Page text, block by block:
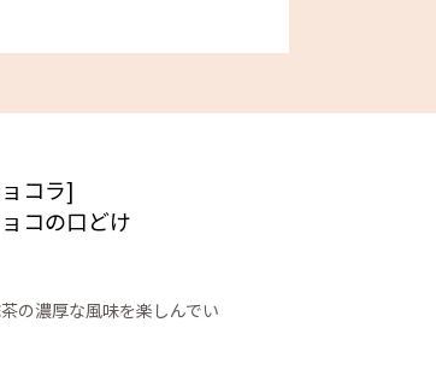
コラ]
コの口どけ
の濃厚な風味を楽しんでい